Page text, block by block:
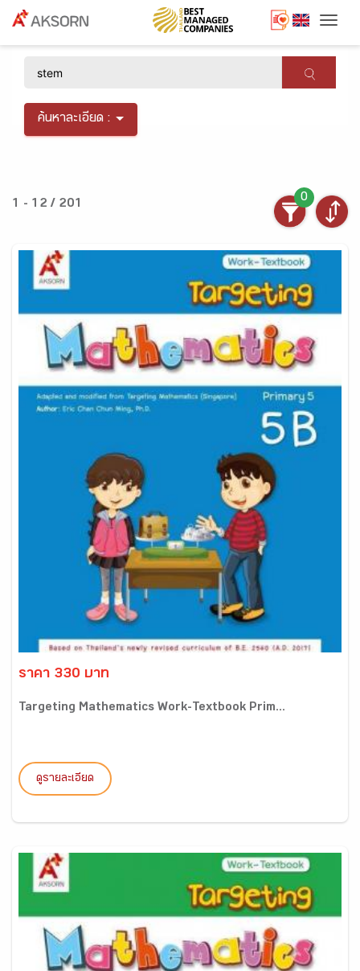
ค้นหาละเอียด :
1 - 12 / 201
0
ราคา 330 บาท
Targeting Mathematics Work-Textbook Prim...
ดูรายละเอียด